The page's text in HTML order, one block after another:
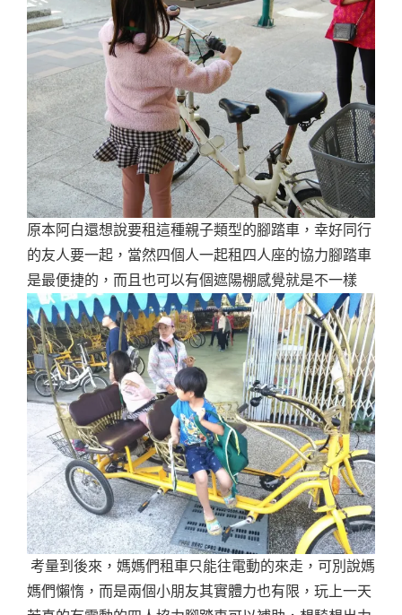
原本阿白還想說要租這種親子類型的腳踏車，幸好同行
的友人要一起，當然四個人一起租四人座的協力腳踏車
是最便捷的，而且也可以有個遮陽棚感覺就是不一樣
考量到後來，媽媽們租車只能往電動的來走，可別說媽
媽們懶惰，而是兩個小朋友其實體力也有限，玩上一天